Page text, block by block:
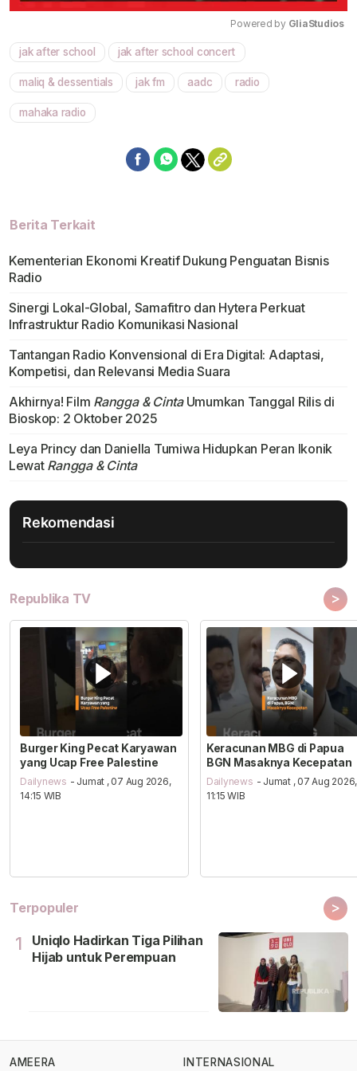
Powered by GliaStudios
jak after school jak after school concert
maliq & dessentials jak fm aadc radio
mahaka radio
Berita Terkait
Kementerian Ekonomi Kreatif Dukung Penguatan Bisnis
Radio
Sinergi Lokal-Global, Samafitro dan Hytera Perkuat
Infrastruktur Radio Komunikasi Nasional
Tantangan Radio Konvensional di Era Digital: Adaptasi,
Kompetisi, dan Relevansi Media Suara
Akhirnya! Film Rangga & CintaUmumkan Tanggal Rilis di
Bioskop: 2 Oktober 2025
Leya Princy dan Daniella Tumiwa Hidupkan Peran Ikonik
Lewat Rangga & Cinta
Rekomendasi
Republika TV >
Burger King Pecat Karyawan
yang Ucap Free Palestine
Dailynews - Jumat , 07 Aug 2026,
14:15 WIB
Keracunan MBG di Papua
BGN Masaknya Kecepatan
Dailynews - Jumat , 07 Aug 2026,
11:15 WIB
Terpopuler >
1
Uniqlo Hadirkan Tiga Pilihan
Hijab untuk Perempuan
AMEERA INTERNASIONAL